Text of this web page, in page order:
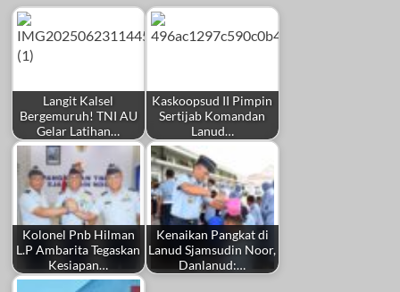
Langit Kalsel
Bergemuruh! TNI AU
Gelar Latihan…
Kaskoopsud II Pimpin
Sertijab Komandan
Lanud…
Kolonel Pnb Hilman
L.P Ambarita Tegaskan
Kesiapan…
Kenaikan Pangkat di
Lanud Sjamsudin Noor,
Danlanud:…